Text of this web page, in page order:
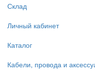
Склад
Личный кабинет
Каталог
Кабели, провода и